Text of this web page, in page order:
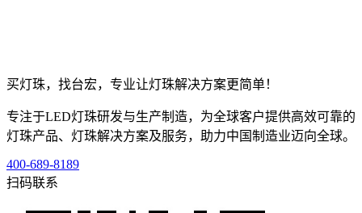
买灯珠，找台宏，专业让灯珠解决方案更简单！
专注于LED灯珠研发与生产制造，为全球客户提供高效可靠的
灯珠产品、灯珠解决方案及服务，助力中国制造业迈向全球。
400-689-8189
扫码联系